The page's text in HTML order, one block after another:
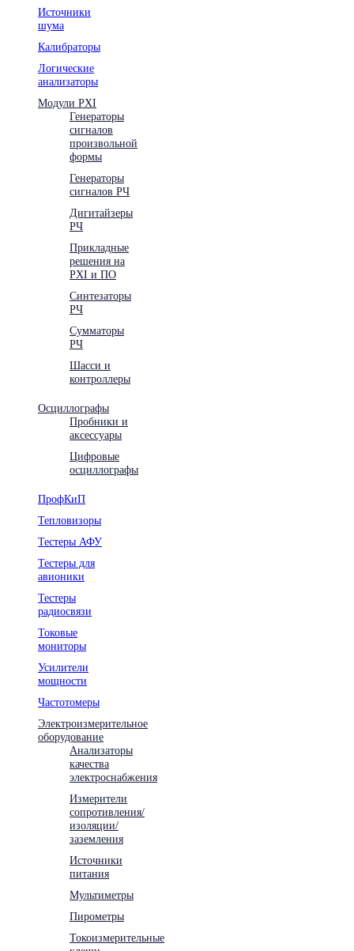
Источники
шума
Калибраторы
Логические
анализаторы
Модули PXI
Генераторы
сигналов
произвольной
формы
Генераторы
сигналов РЧ
Дигитайзеры
РЧ
Прикладные
решения на
PXI и ПО
Синтезаторы
РЧ
Сумматоры
РЧ
Шасси и
контроллеры
Осциллографы
Пробники и
аксессуары
Цифровые
осциллографы
ПрофКиП
Тепловизоры
Тестеры АФУ
Тестеры для
авионики
Тестеры
радиосвязи
Токовые
мониторы
Усилители
мощности
Частотомеры
Электроизмерительное
оборудование
Анализаторы
качества
электроснабжения
Измерители
сопротивления/
изоляции/
заземления
Источники
питания
Мультиметры
Пирометры
Токоизмерительные